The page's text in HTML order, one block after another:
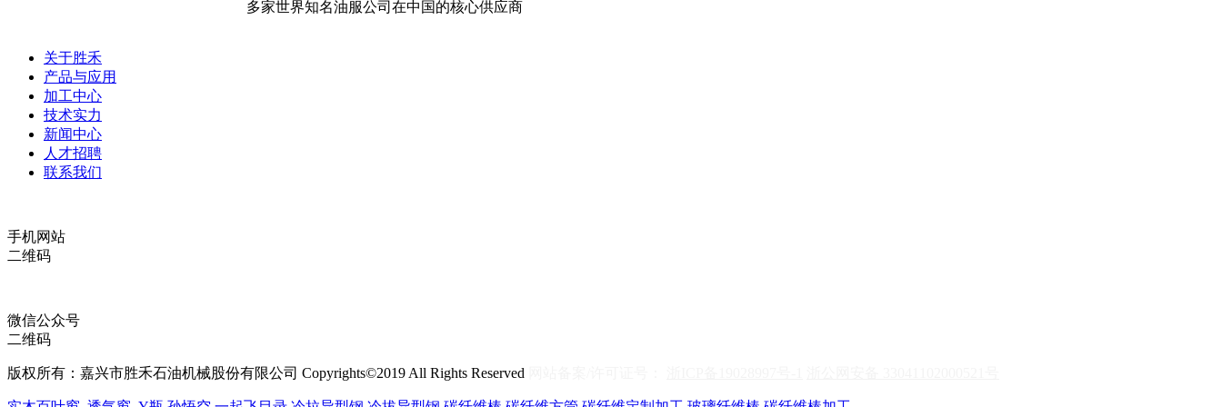
多家世界知名油服公司在中国的核心供应商
关于胜禾
产品与应用
加工中心
技术实力
新闻中心
人才招聘
联系我们
手机网站
二维码
微信公众号
二维码
版权所有：嘉兴市胜禾石油机械股份有限公司 Copyrights©2019 All Rights Reserved